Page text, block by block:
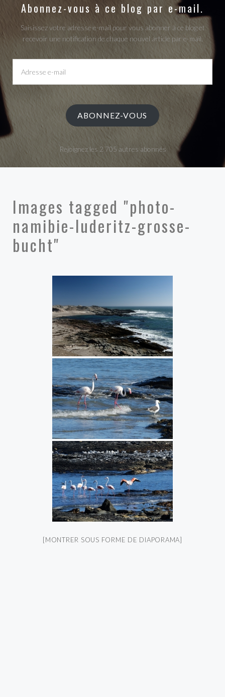
Abonnez-vous à ce blog par e-mail.
Saisissez votre adresse e-mail pour vous abonner à ce blog et
recevoir une notification de chaque nouvel article par e-mail.
Adresse
mail
ABONNEZ-VOUS
Rejoignez les 2 705 autres abonnés
Images tagged "photo-
namibie-luderitz-grosse-
bucht"
[MONTRER SOUS FORME DE DIAPORAMA]